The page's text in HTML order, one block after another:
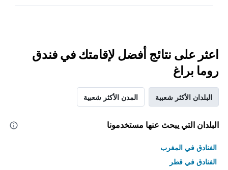
اعثر على نتائج أفضل لإقامتك في فندق
روما براغ
البلدان الأكثر شعبية المدن الأكثر شعبية
البلدان التي يبحث عنها مستخدمونا
الفنادق في المغرب
الفنادق في قطر